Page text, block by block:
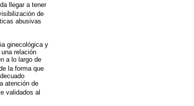
llegar a tener
de
abusivas
ginecológica y
relación
a lo largo de
la forma que
atención de
validados al